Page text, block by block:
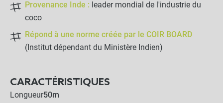
29,90 € - +
Kit complet :
Géo Filet Coco
Provenance Inde : leader mondial de l'industrie du
coco
Répond à une norme créée par le COIR BOARD
(Institut dépendant du Ministère Indien)
CARACTÉRISTIQUES
Longueur50m